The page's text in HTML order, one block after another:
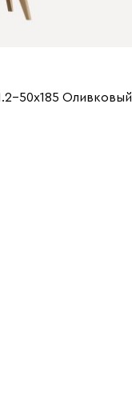
50x185 Оливковый